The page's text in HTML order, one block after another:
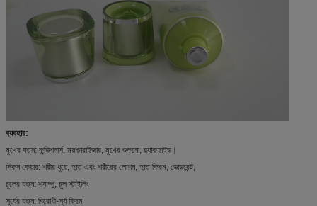
ব্যবহার:
মুখের যত্ন: কন্ডিশনার্স, ময়শ্চারাইজার, মুখের শুকনো, ব্ল্যাকহাইড।
স্কিন কেয়ার: শরীর ধুয়ে, হাত এবং শরীরের লোশন, হাত ক্রিম, ডোডরেন্ট,
চুলের যত্ন: শ্যাম্পু, চুল স্টাইলিং
সূর্যের যত্ন: বিরোধী-সূর্য ক্রিম